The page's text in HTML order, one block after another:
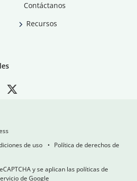
Contáctanos
Recursos
de uso
Política de derechos de
y se aplican las políticas de
de Google